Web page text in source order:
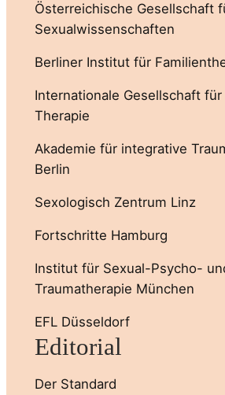
Österreichische Gesellschaft
Sexualwissenschaften
Berliner Institut für
Internationale Gesellschaft
Therapie
Akademie für integrative
Berlin
Sexologisch Zentrum Linz
Fortschritte Hamburg
Institut für Sexual-Psycho-
Traumatherapie München
EFL Düsseldorf
Editorial
Der Standard